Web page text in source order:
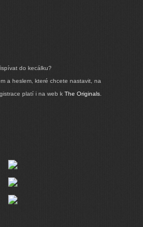
do kecálku?
a heslem, které chcete nastavit, na
platí i na web kThe Originals